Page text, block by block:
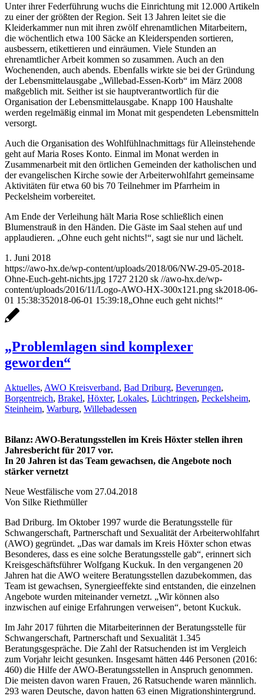
Unter ihrer Federführung wuchs die Einrichtung mit 12.000 Artikeln
zu einer der größten der Region. Seit 13 Jahren leitet sie die
Kleiderkammer nun mit ihren zwölf ehrenamtlichen Mitarbeitern,
die wöchentlich etwa 100 Säcke an Kleiderspenden sortieren,
ausbessern, etikettieren und einräumen. Viele Stunden an
ehrenamtlicher Arbeit kommen so zusammen. Auch an den
Wochenenden, auch abends. Ebenfalls wirkte sie bei der Gründung
der Lebensmittelausgabe „Willebad-Essen-Korb“ im März 2008
maßgeblich mit. Seither ist sie hauptverantwortlich für die
Organisation der Lebensmittelausgabe. Knapp 100 Haushalte
werden regelmäßig einmal im Monat mit gespendeten Lebensmitteln
versorgt.
Auch die Organisation des Wohlfühlnachmittags für Alleinstehende
geht auf Maria Roses Konto. Einmal im Monat werden in
Zusammenarbeit mit den örtlichen Gemeinden der katholischen und
der evangelischen Kirche sowie der Arbeiterwohlfahrt gemeinsame
Aktivitäten für etwa 60 bis 70 Teilnehmer im Pfarrheim in
Peckelsheim vorbereitet.
Am Ende der Verleihung hält Maria Rose schließlich einen
Blumenstrauß in den Händen. Die Gäste im Saal stehen auf und
applaudieren. „Ohne euch geht nichts!“, sagt sie nur und lächelt.
1. Juni 2018
https://awo-hx.de/wp-content/uploads/2018/06/NW-29-05-2018-
Ohne-Euch-geht-nichts.jpg 1727 2120 sk //awo-hx.de/wp-
content/uploads/2016/11/Logo-AWO-HX-300x121.png sk2018-06-
01 15:38:352018-06-01 15:39:18„Ohne euch geht nichts!“
„Problemlagen sind komplexer
geworden“
Aktuelles, AWO Kreisverband, Bad Driburg, Beverungen,
Borgentreich, Brakel, Höxter, Lokales, Lüchtringen, Peckelsheim,
Steinheim, Warburg, Willebadessen
Bilanz: AWO-Beratungsstellen im Kreis Höxter stellen ihren
Jahresbericht für 2017 vor.
In 20 Jahren ist das Team gewachsen, die Angebote noch
stärker vernetzt
Neue Westfälische vom 27.04.2018
Von Silke Riethmüller
Bad Driburg. Im Oktober 1997 wurde die Beratungsstelle für
Schwangerschaft, Partnerschaft und Sexualität der Arbeiterwohlfahrt
(AWO) gegründet. „Das war damals im Kreis Höxter schon etwas
Besonderes, dass es eine solche Beratungsstelle gab“, erinnert sich
Kreisgeschäftsführer Wolfgang Kuckuk. In den vergangenen 20
Jahren hat die AWO weitere Beratungsstellen dazubekommen, das
Team ist gewachsen, Synergieeffekte sind entstanden, die einzelnen
Angebote wurden miteinander vernetzt. „Wir können also
inzwischen auf einige Erfahrungen verweisen“, betont Kuckuk.
Im Jahr 2017 führten die Mitarbeiterinnen der Beratungsstelle für
Schwangerschaft, Partnerschaft und Sexualität 1.345
Beratungsgespräche. Die Zahl der Ratsuchenden ist im Vergleich
zum Vorjahr leicht gesunken. Insgesamt hätten 446 Personen (2016:
460) die Hilfe der AWO-Beratungsstellen in Anspruch genommen.
Die meisten davon waren Frauen, 26 Ratsuchende waren männlich.
293 waren Deutsche, davon hatten 63 einen Migrationshintergrund.